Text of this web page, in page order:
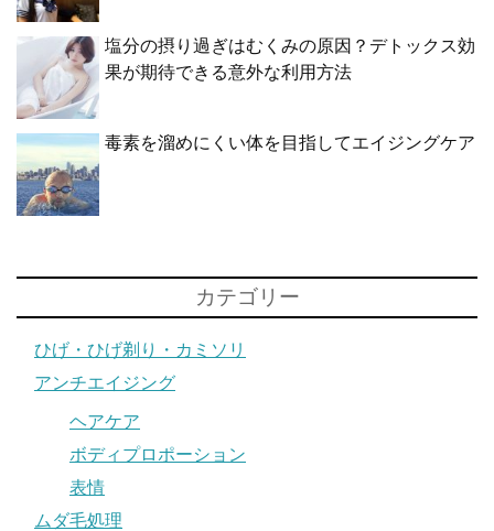
塩分の摂り過ぎはむくみの原因？デトックス効
果が期待できる意外な利用方法
毒素を溜めにくい体を目指してエイジングケア
カテゴリー
ひげ・ひげ剃り・カミソリ
アンチエイジング
ヘアケア
ボディプロポーション
表情
ムダ毛処理